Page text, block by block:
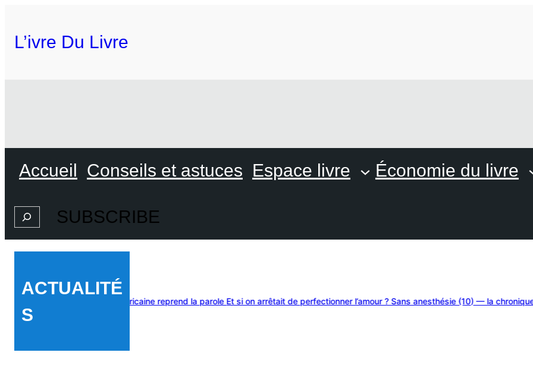
L’ivre Du Livre
Accueil Conseils et astuces Espace livre Économie du livre
SUBSCRIBE
ACTUALITÉ
S
: quand la sagesse africaine reprend la parole Et si on arrêtait de perfectionner l’amour ? Sans anesthésie (10) — la chronique de